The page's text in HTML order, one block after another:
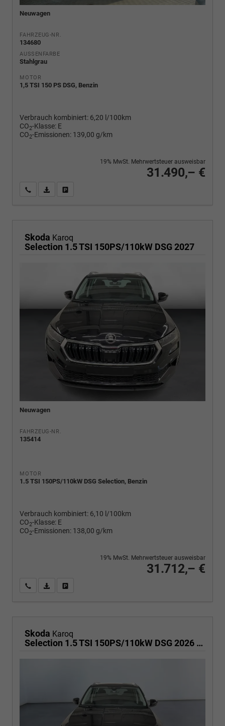
Neuwagen
FAHRZEUG-NR.
134680
AUSSENFARBE
Stahlgrau
MOTOR
1,5 TSI 150 PS DSG, Benzin
Verbrauch kombiniert: 6,20 l/100km
CO2-Klasse: E
CO2-Emissionen: 139,00 g/km
31.490,– €
19% MwSt. Mehrwertsteuer ausweisbar
Wir rufen Sie anPDF-Fahrzeugexposé drucken
Skoda Karoq
Selection 1.5 TSI 150PS/110kW DSG 2027
Neuwagen
FAHRZEUG-NR.
135414
MOTOR
1.5 TSI 150PS/110kW DSG Selection, Benzin
Verbrauch kombiniert: 6,10 l/100km
CO2-Klasse: E
CO2-Emissionen: 138,00 g/km
31.712,– €
19% MwSt. Mehrwertsteuer ausweisbar
Wir rufen Sie anPDF-Fahrzeugexposé drucken
Skoda Karoq
Selection 1.5 TSI 150PS/110kW DSG 2026 | +TravelAssist +RFK & Parksensoren +Var. Gepäckraumboden